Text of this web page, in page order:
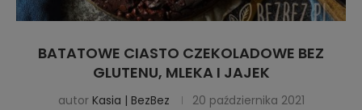
BATATOWE CIASTO CZEKOLADOWE BEZ
GLUTENU, MLEKA I JAJEK
autor Kasia | BezBez 20 października 2021